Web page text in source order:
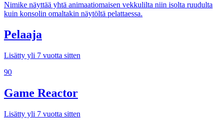
Nimike näyttää yhtä animaatiomaisen vekkulilta niin isolta ruudulta
kuin konsolin omaltakin näytöltä pelattaessa.
Pelaaja
Lisätty yli 7 vuotta sitten
90
Game Reactor
Lisätty yli 7 vuotta sitten